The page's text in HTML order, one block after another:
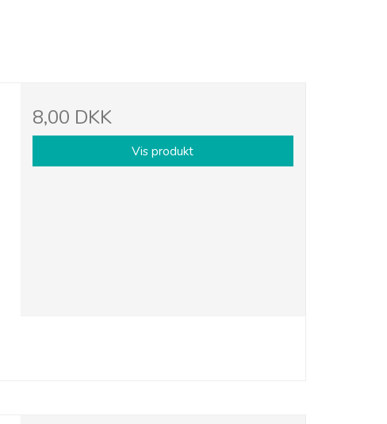
8,00 DKK
Vis produkt